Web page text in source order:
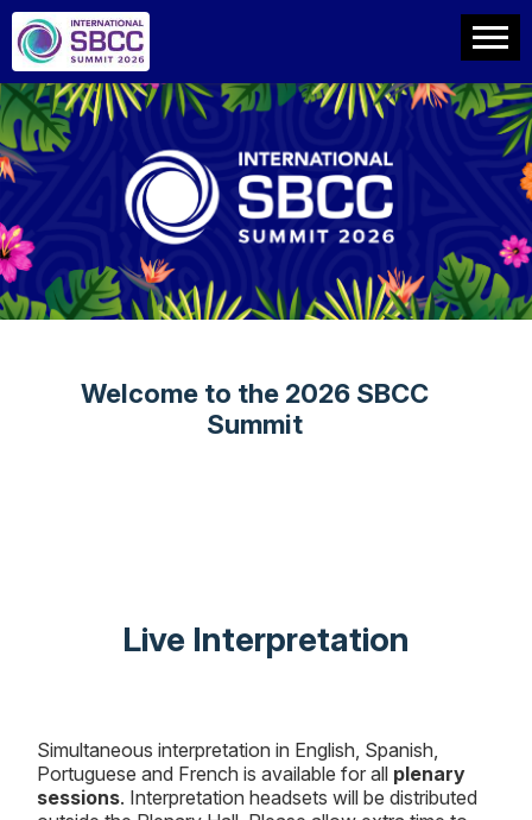
Welcome to the 2026 SBCC
Summit
Live Interpretation
Simultaneous interpretation in English, Spanish,
Portuguese and French is available for all plenary
sessions. Interpretation headsets will be distributed